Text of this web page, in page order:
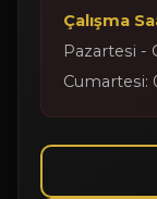
Çalışma
Pazartesi -
Cumartesi: